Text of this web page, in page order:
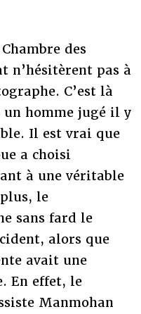
des
n’hésitèrent pas à
C’est là
un homme jugé il y
Il est vrai que
a choisi
à une véritable
le
sans fard le
alors que
avait une
En effet, le
Manmohan